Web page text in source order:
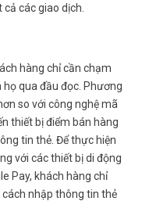
các giao dịch.
hàng chỉ cần chạm
qua đầu đọc. Phương
so với công nghệ mã
thiết bị điểm bán hàng
tin thẻ. Để thực hiện
với các thiết bị di động
Pay, khách hàng chỉ
nhập thông tin thẻ